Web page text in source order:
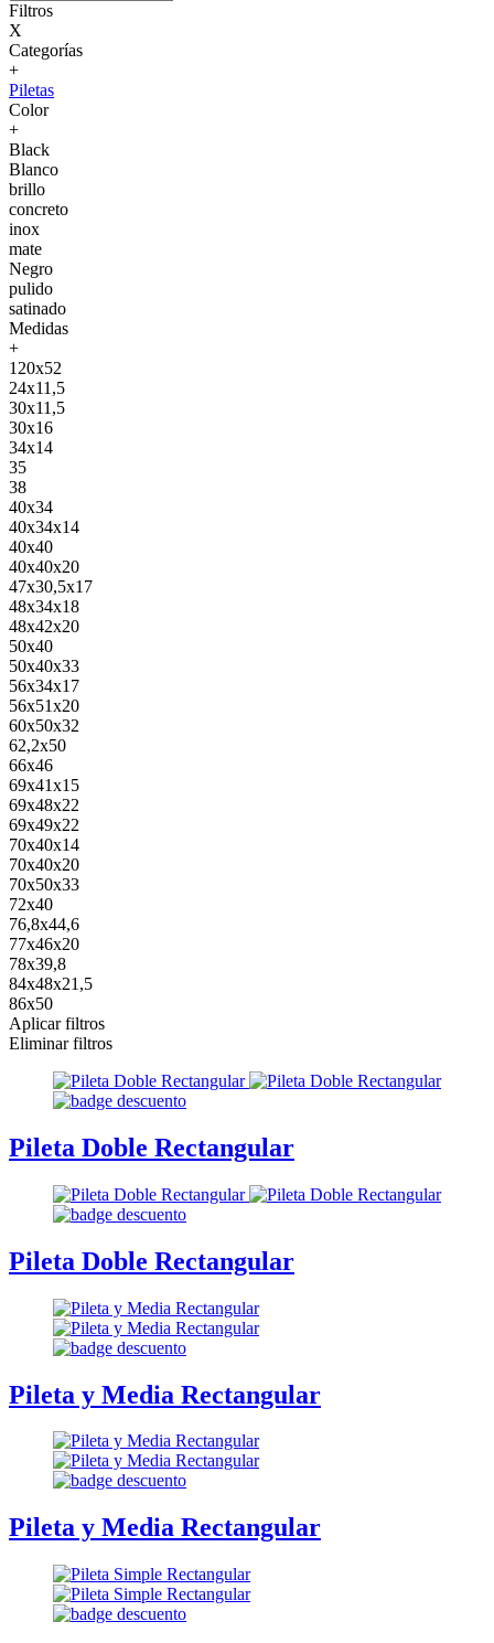
Filtros
X
Categorías
+
Piletas
Color
+
Black
Blanco
brillo
concreto
inox
mate
Negro
pulido
satinado
Medidas
+
120x52
24x11,5
30x11,5
30x16
34x14
35
38
40x34
40x34x14
40x40
40x40x20
47x30,5x17
48x34x18
48x42x20
50x40
50x40x33
56x34x17
56x51x20
60x50x32
62,2x50
66x46
69x41x15
69x48x22
69x49x22
70x40x14
70x40x20
70x50x33
72x40
76,8x44,6
77x46x20
78x39,8
84x48x21,5
86x50
Aplicar filtros
Eliminar filtros
Pileta Doble Rectangular
Pileta Doble Rectangular
Pileta y Media Rectangular
Pileta y Media Rectangular